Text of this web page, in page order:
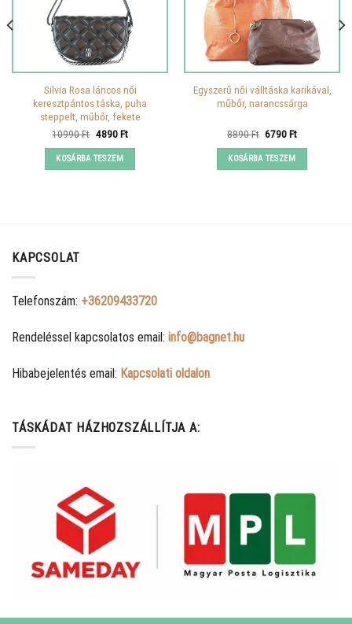
Silvia Rosa láncos női
keresztpántos táska, puha
steppelt, műbőr, fekete
10990Ft Original
was:
10990 Ft.
4890FtCurrent
KOSÁRBA TESZEM
Egyszerű női válltáska karikával,
műbőr, narancssárga
8890Ft Original
was:
8890 Ft.
6790FtCurrent
KOSÁRBA TESZEM
KAPCSOLAT
Telefonszám: +36209433720
Rendeléssel kapcsolatos email: info@bagnet.hu
Hibabejelentés email: Kapcsolati oldalon
TÁSKÁDAT HÁZHOZSZÁLLÍTJA A: